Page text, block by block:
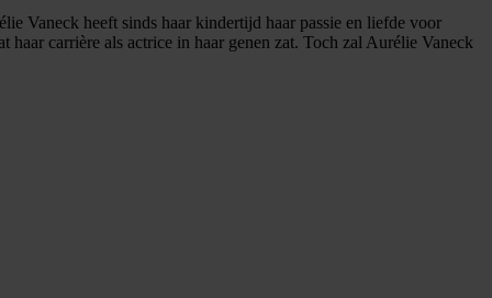
Vaneck heeft sinds haar kindertijd haar passie en liefde voor
carrière als actrice in haar genen zat. Toch zal Aurélie Vaneck